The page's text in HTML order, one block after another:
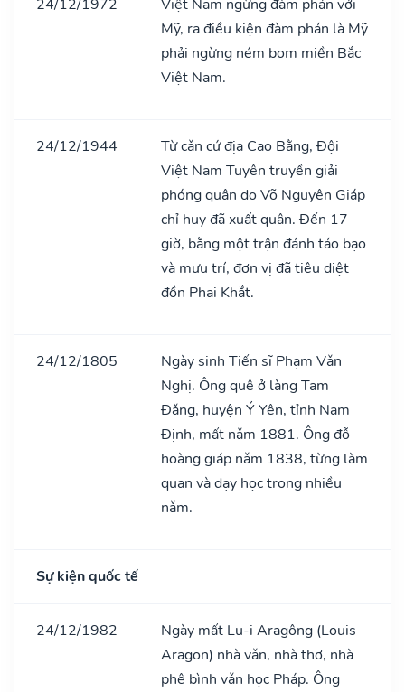
24/12/1972
Việt Nam ngừng đàm phán với
Mỹ, ra điều kiện đàm phán là Mỹ
phải ngừng ném bom miền Bắc
Việt Nam.
24/12/1944
Từ cǎn cứ địa Cao Bằng, Đội
Việt Nam Tuyên truyền giải
phóng quân do Võ Nguyên Giáp
chỉ huy đã xuất quân. Đến 17
giờ, bằng một trận đánh táo bạo
và mưu trí, đơn vị đã tiêu diệt
đồn Phai Khắt.
24/12/1805
Ngày sinh Tiến sĩ Phạm Vǎn
Nghị. Ông quê ở làng Tam
Đǎng, huyện Ý Yên, tỉnh Nam
Định, mất nǎm 1881. Ông đỗ
hoàng giáp nǎm 1838, từng làm
quan và dạy học trong nhiều
nǎm.
Sự kiện quốc tế
24/12/1982
Ngày mất Lu-i Aragông (Louis
Aragon) nhà vǎn, nhà thơ, nhà
phê bình vǎn học Pháp. Ông